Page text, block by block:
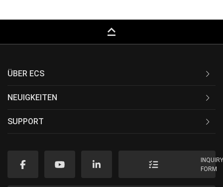
keyboard_capslock
ÜBER ECS
NEUIGKEITEN
SUPPORT
FORM